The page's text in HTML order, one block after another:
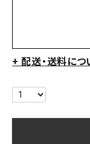
+ 配送・送料につ